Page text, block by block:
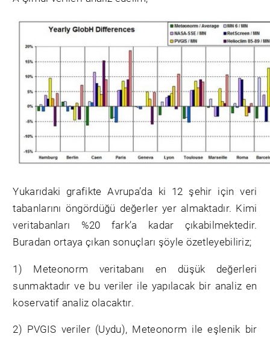
Yukarıdaki grafikte Avrupa’da ki 12 şehir için veri
tabanlarını öngördüğü değerler yer almaktadır. Kimi
veritabanları %20 fark’a kadar çıkabilmektedir.
Buradan ortaya çıkan sonuçları şöyle özetleyebiliriz;
1) Meteonorm veritabanı en düşük değerleri
sunmaktadır ve bu veriler ile yapılacak bir analiz en
koservatif analiz olacaktır.
2) PVGIS veriler (Uydu), Meteonorm ile eşlenik bir